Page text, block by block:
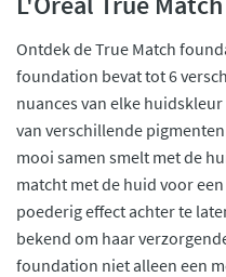
Ontdek de True Match
foundation bevat tot 6
nuances van elke
van verschillende
mooi samen smelt met de
matcht met de huid voor
poederig effect achter te
bekend om haar
foundation niet alleen een